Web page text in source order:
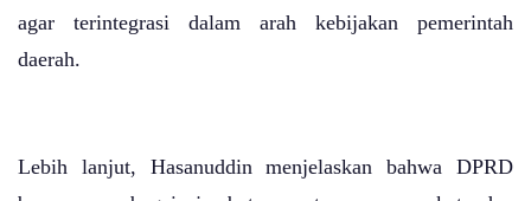
agar terintegrasi dalam arah kebijakan pemerintah
daerah.
Lebih lanjut, Hasanuddin menjelaskan bahwa DPRD